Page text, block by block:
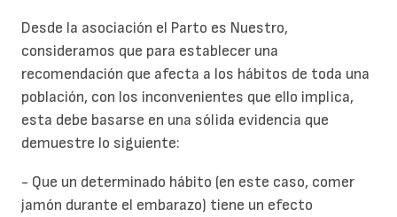
Desde la asociación el Parto es Nuestro,
consideramos que para establecer una
recomendación que afecta a los hábitos de toda una
población, con los inconvenientes que ello implica,
esta debe basarse en una sólida evidencia que
demuestre lo siguiente:
- Que un determinado hábito (en este caso, comer
jamón durante el embarazo) tiene un efecto